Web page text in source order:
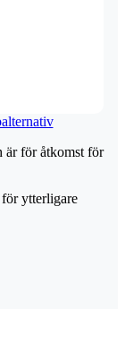
är för åtkomst för
ytterligare